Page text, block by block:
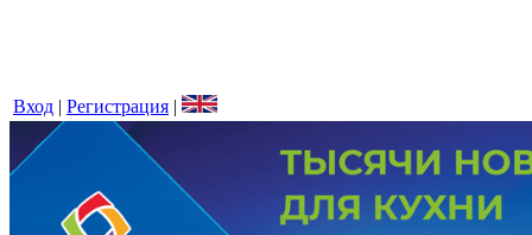
Вход | Регистрация |